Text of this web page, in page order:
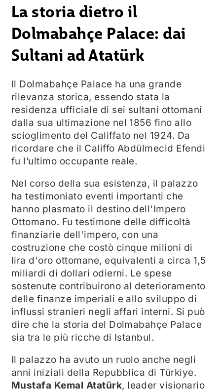
La storia dietro il
Dolmabahçe Palace: dai
Sultani ad Atatürk
Il Dolmabahçe Palace ha una grande
rilevanza storica, essendo stata la
residenza ufficiale di sei sultani ottomani
dalla sua ultimazione nel 1856 fino allo
scioglimento del Califfato nel 1924. Da
ricordare che il Califfo Abdülmecid Efendi
fu l’ultimo occupante reale.
Nel corso della sua esistenza, il palazzo
ha testimoniato eventi importanti che
hanno plasmato il destino dell'Impero
Ottomano. Fu testimone delle difficoltà
finanziarie dell'impero, con una
costruzione che costò cinque milioni di
lira d'oro ottomane, equivalenti a circa 1,5
miliardi di dollari odierni. Le spese
sostenute contribuirono al deterioramento
delle finanze imperiali e allo sviluppo di
influssi stranieri negli affari interni. Si può
dire che la storia del Dolmabahçe Palace
sia tra le più ricche di Istanbul.
Il palazzo ha avuto un ruolo anche negli
anni iniziali della Repubblica di Türkiye.
Mustafa Kemal Atatürk, leader visionario